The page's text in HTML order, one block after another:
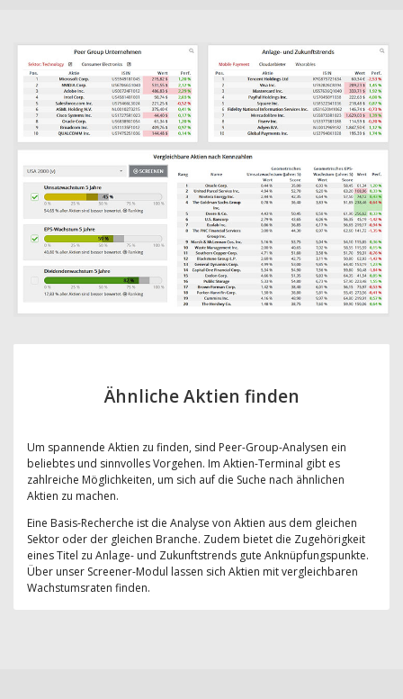
Ähnliche Aktien finden
Um spannende Aktien zu finden, sind Peer-Group-Analysen ein
beliebtes und sinnvolles Vorgehen. Im Aktien-Terminal gibt es
zahlreiche Möglichkeiten, um sich auf die Suche nach ähnlichen
Aktien zu machen.
Eine Basis-Recherche ist die Analyse von Aktien aus dem gleichen
Sektor oder der gleichen Branche. Zudem bietet die Zugehörigkeit
eines Titel zu Anlage- und Zukunftstrends gute Anknüpfungspunkte.
Über unser Screener-Modul lassen sich Aktien mit vergleichbaren
Wachstumsraten finden.